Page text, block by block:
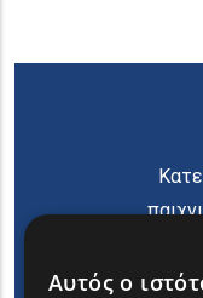
Αυτός ο